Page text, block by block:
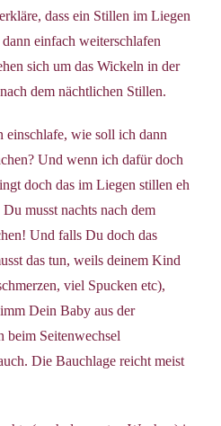
dass ein Stillen im Liegen
einfach weiterschlafen
sich um das Wickeln in der
dem nächtlichen Stillen.
wie soll ich dann
Und wenn ich dafür doch
doch das im Liegen stillen eh
musst nachts nach dem
Und falls Du doch das
das tun, weils deinem Kind
viel Spucken etc),
Dein Baby aus der
beim Seitenwechsel
Die Bauchlage reicht meist